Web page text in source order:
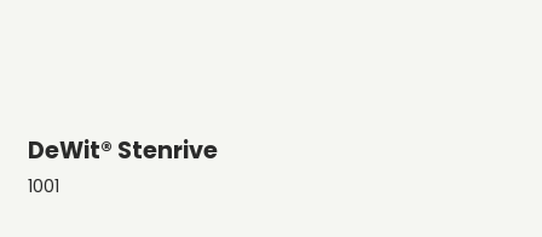
DeWit® Stenrive
1001